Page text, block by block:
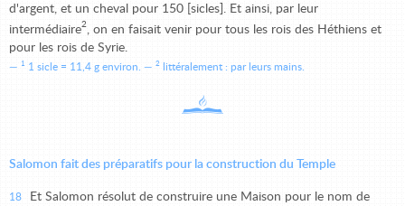
d'argent, et un cheval pour 150 [sicles]. Et ainsi, par leur
intermédiaire2
, on en faisait venir pour tous les rois des Héthiens et
pour les rois de Syrie.
1 1 sicle = 11,4 g environ. 2 littéralement : par leurs mains.
Salomon fait des préparatifs pour la construction du Temple
18
Et Salomon résolut de construire une Maison pour le nom de